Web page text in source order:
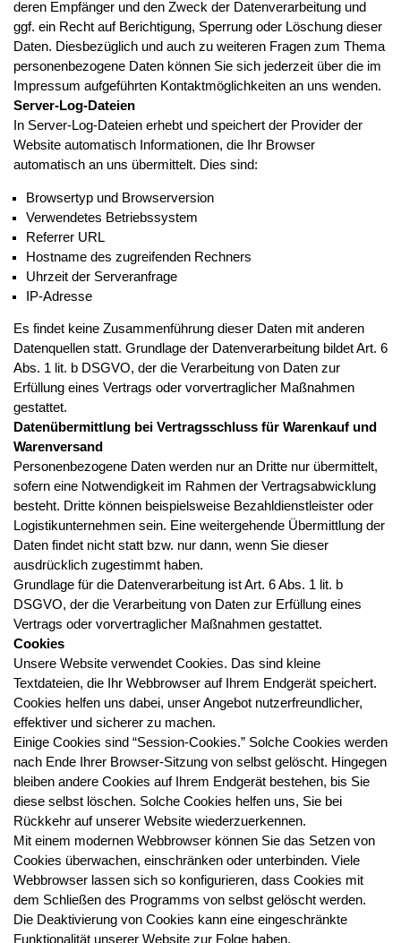
deren Empfänger und den Zweck der Datenverarbeitung und
ggf. ein Recht auf Berichtigung, Sperrung oder Löschung dieser
Daten. Diesbezüglich und auch zu weiteren Fragen zum Thema
personenbezogene Daten können Sie sich jederzeit über die im
Impressum aufgeführten Kontaktmöglichkeiten an uns wenden.
Server-Log-Dateien
In Server-Log-Dateien erhebt und speichert der Provider der
Website automatisch Informationen, die Ihr Browser
automatisch an uns übermittelt. Dies sind:
Browsertyp und Browserversion
Verwendetes Betriebssystem
Referrer URL
Hostname des zugreifenden Rechners
Uhrzeit der Serveranfrage
IP-Adresse
Es findet keine Zusammenführung dieser Daten mit anderen
Datenquellen statt. Grundlage der Datenverarbeitung bildet Art. 6
Abs. 1 lit. b DSGVO, der die Verarbeitung von Daten zur
Erfüllung eines Vertrags oder vorvertraglicher Maßnahmen
gestattet.
Datenübermittlung bei Vertragsschluss für Warenkauf und
Warenversand
Personenbezogene Daten werden nur an Dritte nur übermittelt,
sofern eine Notwendigkeit im Rahmen der Vertragsabwicklung
besteht. Dritte können beispielsweise Bezahldienstleister oder
Logistikunternehmen sein. Eine weitergehende Übermittlung der
Daten findet nicht statt bzw. nur dann, wenn Sie dieser
ausdrücklich zugestimmt haben.
Grundlage für die Datenverarbeitung ist Art. 6 Abs. 1 lit. b
DSGVO, der die Verarbeitung von Daten zur Erfüllung eines
Vertrags oder vorvertraglicher Maßnahmen gestattet.
Cookies
Unsere Website verwendet Cookies. Das sind kleine
Textdateien, die Ihr Webbrowser auf Ihrem Endgerät speichert.
Cookies helfen uns dabei, unser Angebot nutzerfreundlicher,
effektiver und sicherer zu machen.
Einige Cookies sind “Session-Cookies.” Solche Cookies werden
nach Ende Ihrer Browser-Sitzung von selbst gelöscht. Hingegen
bleiben andere Cookies auf Ihrem Endgerät bestehen, bis Sie
diese selbst löschen. Solche Cookies helfen uns, Sie bei
Rückkehr auf unserer Website wiederzuerkennen.
Mit einem modernen Webbrowser können Sie das Setzen von
Cookies überwachen, einschränken oder unterbinden. Viele
Webbrowser lassen sich so konfigurieren, dass Cookies mit
dem Schließen des Programms von selbst gelöscht werden.
Die Deaktivierung von Cookies kann eine eingeschränkte
Funktionalität unserer Website zur Folge haben.